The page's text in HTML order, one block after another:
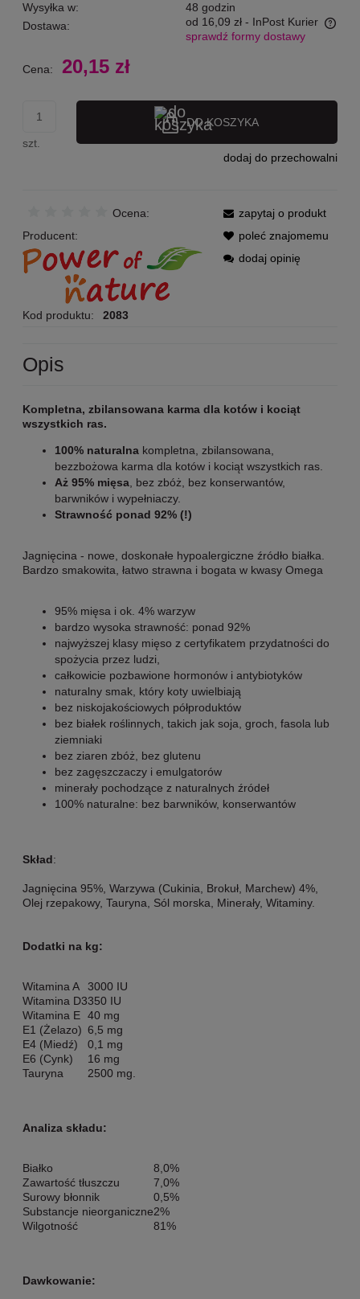
Wysyłka w:
48 godzin
Dostawa:
od 16,09 zł - InPost Kurier
Cena nie zawiera ewentualnych kosztów płatności
sprawdź formy dostawy
Cena: 20,15 zł
szt.
DO KOSZYKA
dodaj do przechowalni
Ocena:
Producent:
Kod produktu: 2083
zapytaj o produkt
poleć znajomemu
dodaj opinię
Opis
Kompletna, zbilansowana karma dla kotów i kociąt
wszystkich ras.
100% naturalna kompletna, zbilansowana,
bezzbożowa karma dla kotów i kociąt wszystkich ras.
Aż 95% mięsa , bez zbóż, bez konserwantów,
barwników i wypełniaczy.
Strawność ponad 92% (!)
Jagnięcina - nowe, doskonałe hypoalergiczne źródło białka.
Bardzo smakowita, łatwo strawna i bogata w kwasy Omega
95% mięsa i ok. 4% warzyw
bardzo wysoka strawność: ponad 92%
najwyższej klasy mięso z certyfikatem przydatności do
spożycia przez ludzi,
całkowicie pozbawione hormonów i antybiotyków
naturalny smak, który koty uwielbiają
bez niskojakościowych półproduktów
bez białek roślinnych, takich jak soja, groch, fasola lub
ziemniaki
bez ziaren zbóż, bez glutenu
bez zagęszczaczy i emulgatorów
minerały pochodzące z naturalnych źródeł
100% naturalne: bez barwników, konserwantów
Skład:
Jagnięcina 95%, Warzywa (Cukinia, Brokuł, Marchew) 4%,
Olej rzepakowy, Tauryna, Sól morska, Minerały, Witaminy.
Dodatki na kg:
Witamina A
3000 IU
Witamina D3350 IU
Witamina E 40 mg
E1 (Żelazo) 6,5 mg
E4 (Miedź)
0,1 mg
E6 (Cynk)
16 mg
Tauryna
2500 mg.
Analiza składu:
Białko
8,0%
Zawartość tłuszczu
7,0%
Surowy błonnik
0,5%
Substancje nieorganiczne2%
Wilgotność
81%
Dawkowanie: